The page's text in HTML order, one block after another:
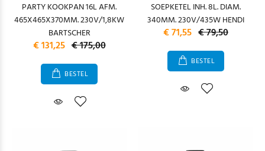
PARTY KOOKPAN 16L AFM.
465X465X370MM. 230V/1,8KW
BARTSCHER
€ 131,25 € 175,00
BESTEL
SOEPKETEL INH. 8L. DIAM.
340MM. 230V/435W HENDI
€ 71,55 € 79,50
BESTEL